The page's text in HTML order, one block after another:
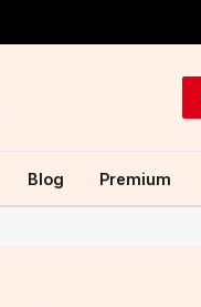
Blog Premium